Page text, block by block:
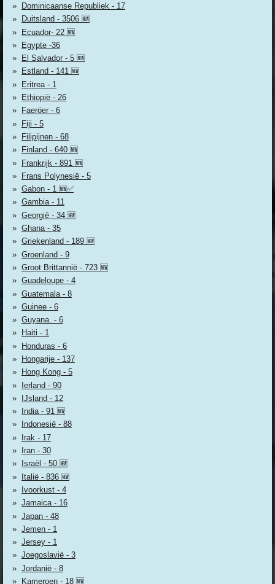
Dominicaanse Republiek - 17
Duitsland - 3506 🆕
Ecuador- 22 🆕
Egypte -36
El Salvador - 5 🆕
Estland - 141 🆕
Eritrea - 1
Ethiopië - 26
Faeröer - 6
Fiji - 5
Filipijnen - 68
Finland - 640 🆕
Frankrijk - 891 🆕
Frans Polynesië - 5
Gabon - 1 🆕✅
Gambia - 11
Georgië - 34 🆕
Ghana - 35
Griekenland - 189 🆕
Groenland - 9
Groot Brittannië - 723 🆕
Guadeloupe - 4
Guatemala - 8
Guinee - 6
Guyana. - 6
Haiti - 1
Honduras - 6
Hongarije - 137
Hong Kong - 5
Ierland - 90
IJsland - 12
India - 91 🆕
Indonesië - 88
Irak - 17
Iran - 30
Israël - 50 🆕
Italië - 836 🆕
Ivoorkust - 4
Jamaica - 16
Japan - 48
Jemen - 1
Jersey - 1
Joegoslavië - 3
Jordanië - 8
Kameroen - 18 🆕